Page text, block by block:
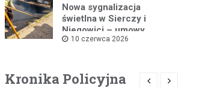
Nowa sygnalizacja
świetlna w Sierczy i
Niegowici – umowy
podpisane!
10 czerwca 2026
Kronika Policyjna